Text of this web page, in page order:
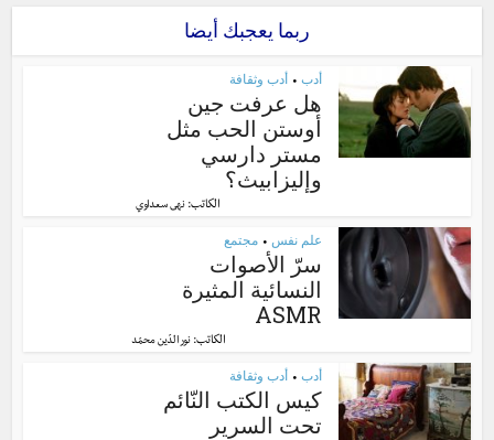
ربما يعجبك أيضا
أدب • أدب وثقافة
هل عرفت جين
أوستن الحب مثل
مستر دارسي
وإليزابيث؟
الكاتب: نهى سعداوي
علم نفس • مجتمع
سرّ الأصوات
النسائية المثيرة
ASMR
الكاتب:نور الدّين محمّد
أدب • أدب وثقافة
كيس الكتب النّائم
تحت السرير